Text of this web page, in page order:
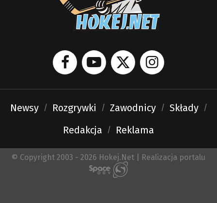
Newsy Rozgrywki Zawodnicy
Składy
Redakcja
Reklama
© Copyright 2003 - 2026 Hokej.Net | Realizacja portalu